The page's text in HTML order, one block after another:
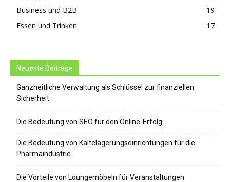
Business und B2B
19
Essen und Trinken
17
Neueste Beiträge
Ganzheitliche Verwaltung als Schlüssel zur finanziellen
Sicherheit
Die Bedeutung von SEO für den Online-Erfolg
Die Bedeutung von Kältelagerungseinrichtungen für die
Pharmaindustrie
Die Vorteile von Loungemöbeln für Veranstaltungen